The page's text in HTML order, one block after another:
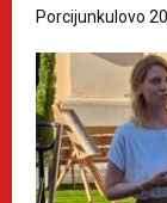
Porcijunkulovo